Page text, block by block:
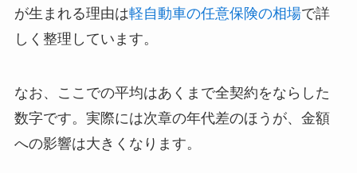
が生まれる理由は軽自動車の任意保険の相場で詳
しく整理しています。
なお、ここでの平均はあくまで全契約をならした
数字です。実際には次章の年代差のほうが、金額
への影響は大きくなります。